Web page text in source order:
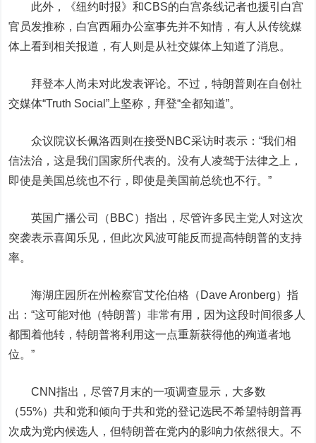
此外，《纽约时报》和CBS的白宫条线记者也援引白宫
官员发推称，白宫西厢办公室事先并不知情，有人从传统媒
体上看到相关报道，有人则是从社交媒体上知道了消息。
拜登本人尚未对此发表评论。不过，特朗普则在自创社
交媒体“Truth Social”上坚称，拜登“全都知道”。
众议院议长佩洛西则在接受NBC采访时表示：“我们相
信法治，这是我们国家所代表的。没有人凌驾于法律之上，
即使是美国总统也不行，即使是美国前总统也不行。”
英国广播公司（BBC）指出，尽管许多民主党人对这次
突袭表示喜闻乐见，但此次风波可能反而提高特朗普的支持
率。
海湖庄园所在州检察官艾伦伯格（Dave Aronberg）指
出：“这可能对他（特朗普）非常有用，因为这段时间很多人
都围着他转，特朗普将利用这一点重新获得他的殉道者地
位。”
CNN指出，尽管7月末的一项调查显示，大多数
（55%）共和党和倾向于共和党的登记选民不希望特朗普再
次成为党内候选人，但特朗普在党内的影响力依然很大。不